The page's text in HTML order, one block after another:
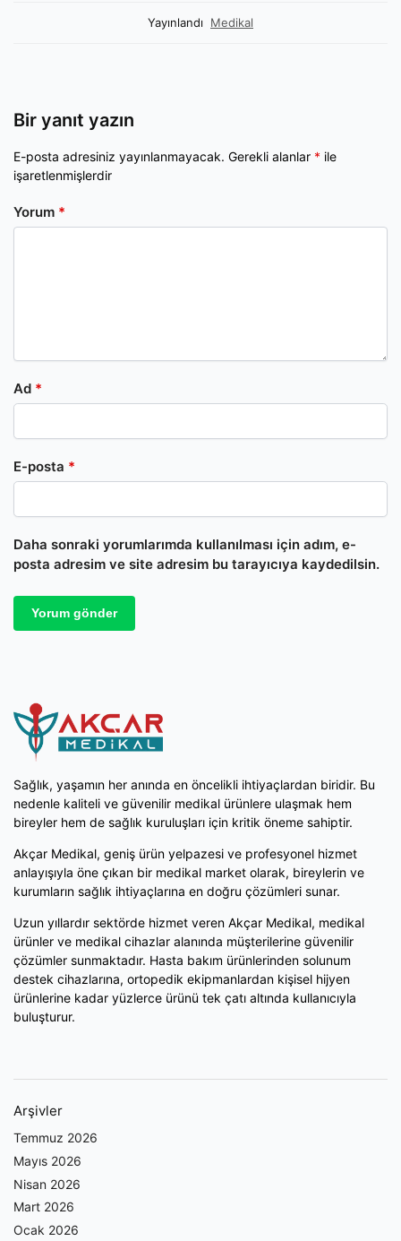
Yayınlandı Medikal
Bir yanıt yazın
E-posta adresiniz yayınlanmayacak. Gerekli alanlar * ile
işaretlenmişlerdir
Yorum *
Ad *
E-posta *
Daha sonraki yorumlarımda kullanılması için adım, e-
posta adresim ve site adresim bu tarayıcıya kaydedilsin.
Sağlık, yaşamın her anında en öncelikli ihtiyaçlardan biridir. Bu
nedenle kaliteli ve güvenilir medikal ürünlere ulaşmak hem
bireyler hem de sağlık kuruluşları için kritik öneme sahiptir.
Akçar Medikal, geniş ürün yelpazesi ve profesyonel hizmet
anlayışıyla öne çıkan bir medikal market olarak, bireylerin ve
kurumların sağlık ihtiyaçlarına en doğru çözümleri sunar.
Uzun yıllardır sektörde hizmet veren Akçar Medikal, medikal
ürünler ve medikal cihazlar alanında müşterilerine güvenilir
çözümler sunmaktadır. Hasta bakım ürünlerinden solunum
destek cihazlarına, ortopedik ekipmanlardan kişisel hijyen
ürünlerine kadar yüzlerce ürünü tek çatı altında kullanıcıyla
buluşturur.
Arşivler
Temmuz 2026
Mayıs 2026
Nisan 2026
Mart 2026
Ocak 2026